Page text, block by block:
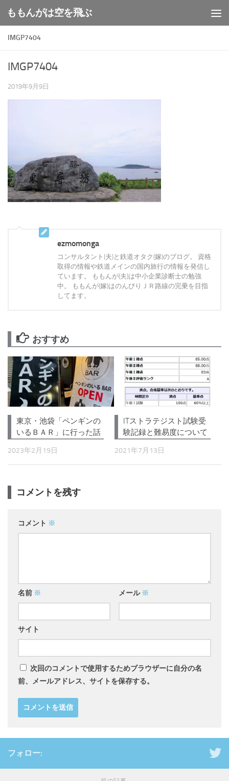
コンテンツへスキップ
ももんがは空を飛ぶ
IMGP7404
IMGP7404
2019年9月9日
ezmomonga
コンサルタント(夫)と鉄道オタク(嫁)のブログ。 資格
取得の情報や鉄道メインの国内旅行の情報を発信し
ています。 ももんが(夫)は中小企業診断士の勉強
中。 ももんが(嫁)はのんびりＪＲ路線の完乗を目指
してます。
おすすめ
東京・池袋「ペンギンの
いるＢＡＲ」に行った話
2023年2月19日
ITストラテジスト試験受
験記録と難易度について
2021年7月13日
コメントを残す
コメント ※
名前 ※ メール ※
サイト
次回のコメントで使用するためブラウザーに自分の名
前、メールアドレス、サイトを保存する。
フォロー: